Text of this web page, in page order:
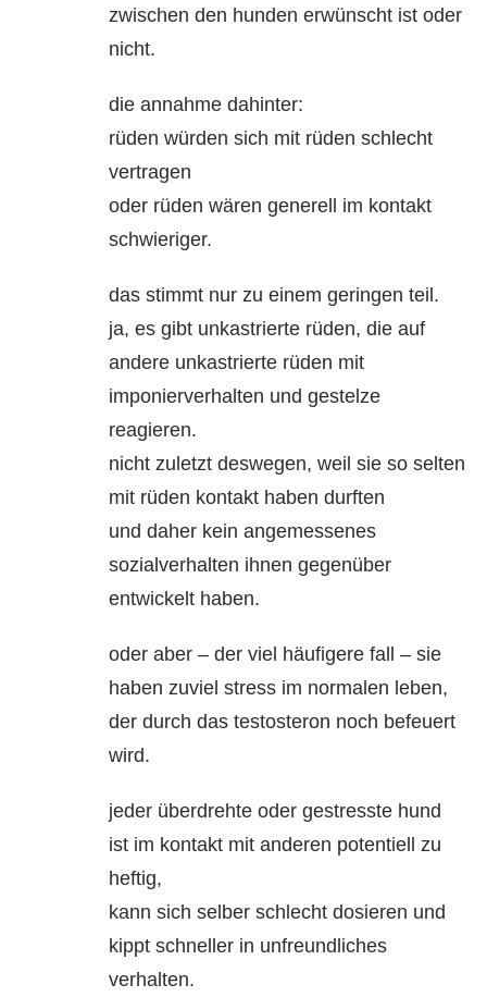
zwischen den hunden erwünscht ist oder
nicht.
die annahme dahinter:
rüden würden sich mit rüden schlecht
vertragen
oder rüden wären generell im kontakt
schwieriger.
das stimmt nur zu einem geringen teil.
ja, es gibt unkastrierte rüden, die auf
andere unkastrierte rüden mit
imponierverhalten und gestelze
reagieren.
nicht zuletzt deswegen, weil sie so selten
mit rüden kontakt haben durften
und daher kein angemessenes
sozialverhalten ihnen gegenüber
entwickelt haben.
oder aber – der viel häufigere fall – sie
haben zuviel stress im normalen leben,
der durch das testosteron noch befeuert
wird.
jeder überdrehte oder gestresste hund
ist im kontakt mit anderen potentiell zu
heftig,
kann sich selber schlecht dosieren und
kippt schneller in unfreundliches
verhalten.